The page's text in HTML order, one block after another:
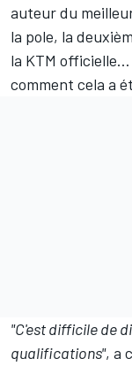
auteur du
la pole, la
la KTM
comment cela a
"C'est difficile de
qualifications", a